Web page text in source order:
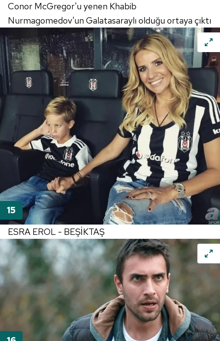
Conor McGregor'u yenen Khabib
Nurmagomedov'un Galatasaraylı olduğu ortaya çıktı
ESRA EROL - BEŞİKTAŞ